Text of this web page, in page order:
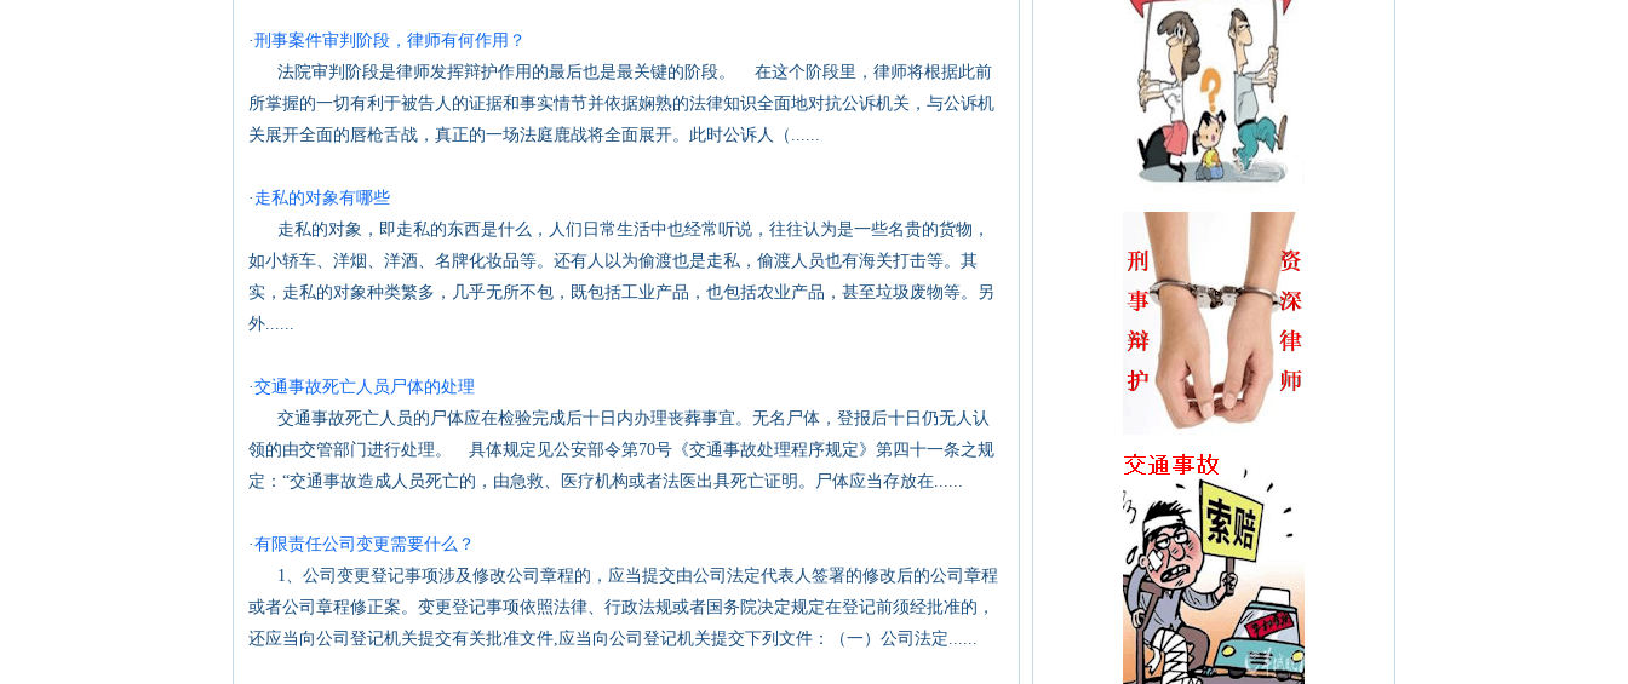
·刑事案件审判阶段，律师有何作用？
法院审判阶段是律师发挥辩护作用的最后也是最关键的阶段。 在这个阶段里，律师将根据此前
所掌握的一切有利于被告人的证据和事实情节并依据娴熟的法律知识全面地对抗公诉机关，与公诉机
关展开全面的唇枪舌战，真正的一场法庭鹿战将全面展开。此时公诉人（......
· 走私的对象有哪些
走私的对象，即走私的东西是什么，人们日常生活中也经常听说，往往认为是一些名贵的货物，
如小轿车、洋烟、洋酒、名牌化妆品等。还有人以为偷渡也是走私，偷渡人员也有海关打击等。其
实，走私的对象种类繁多，几乎无所不包，既包括工业产品，也包括农业产品，甚至垃圾废物等。另
外......
·交通事故死亡人员尸体的处理
交通事故死亡人员的尸体应在检验完成后十日内办理丧葬事宜。无名尸体，登报后十日仍无人认
领的由交管部门进行处理。 具体规定见公安部令第70号《交通事故处理程序规定》第四十一条之规
定：“交通事故造成人员死亡的，由急救、医疗机构或者法医出具死亡证明。尸体应当存放在......
·有限责任公司变更需要什么？
1、公司变更登记事项涉及修改公司章程的，应当提交由公司法定代表人签署的修改后的公司章程
或者公司章程修正案。变更登记事项依照法律、行政法规或者国务院决定规定在登记前须经批准的，
还应当向公司登记机关提交有关批准文件,应当向公司登记机关提交下列文件：（一）公司法定......